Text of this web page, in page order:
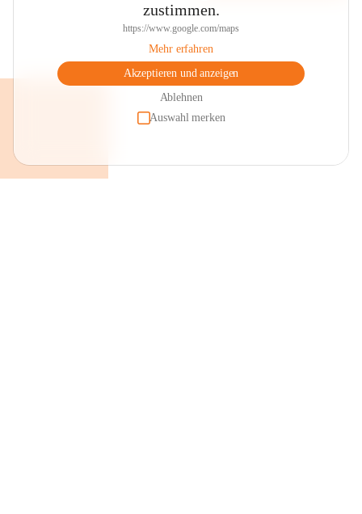
zustimmen.
https://www.google.com/maps
Mehr erfahren
Akzeptieren und anzeigen
Ablehnen
Auswahl merken